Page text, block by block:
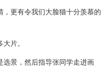
更有令我们大脸猫十分羡慕的
片。
选景，然后指导张同学走进画